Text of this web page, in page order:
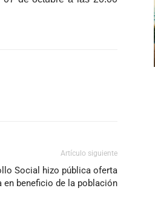
Artículo siguiente
Social hizo pública oferta
en beneficio de la población